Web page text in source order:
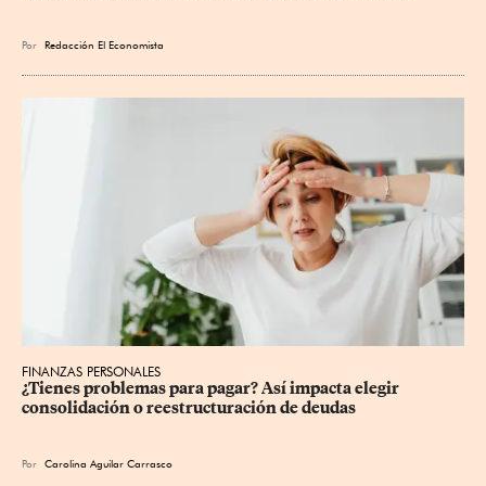
Por Redacción El Economista
FINANZAS PERSONALES
¿Tienes problemas para pagar? Así impacta elegir
consolidación o reestructuración de deudas
Por Carolina Aguilar Carrasco